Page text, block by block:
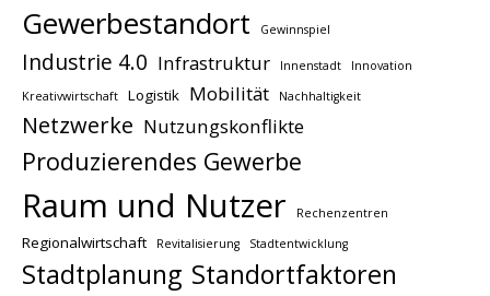
Gewerbestandort Gewinnspiel
Industrie 4.0 Infrastruktur Innenstadt
Innovation
Kreativwirtschaft
Logistik Mobilität Nachhaltigkeit
Netzwerke Nutzungskonflikte
Produzierendes Gewerbe
Raum und Nutzer Rechenzentren
Regionalwirtschaft Revitalisierung Stadtentwicklung
Stadtplanung Standortfaktoren